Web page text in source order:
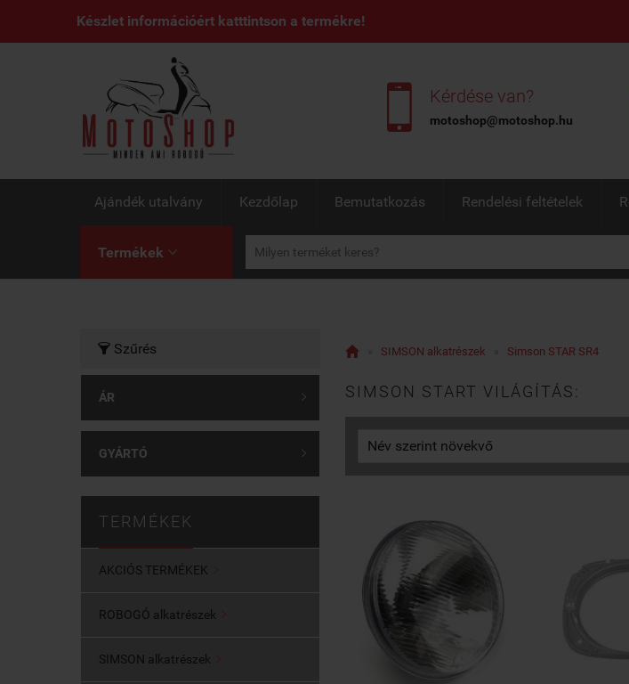
Készlet információért katttintson a termékre!
 Kérdése van?
motoshop@motoshop.hu
Ajándék utalvány Kezdőlap Bemutatkozás Rendelési feltételek
Termékek 
 Szűrés
ÁR 
GYÁRTÓ 
TERMÉKEK
AKCIÓS TERMÉKEK
ROBOGÓ alkatrészek
SIMSON alkatrészek
 SIMSON alkatrészek Simson STAR SR4
SIMSON START VILÁGÍTÁS: